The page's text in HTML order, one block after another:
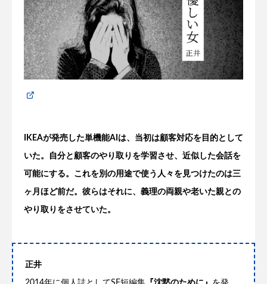
IKEAが発売した単機能AI は、当初は顧客対応を目的として
いた。自分と顧客のやり取りを学習させ、近似した会話を
可能にする。これを別の用途で使う人々を見つけたのは三
ヶ月ほど前だ。彼らはそれに、義理の両親や老いた親との
やり取りをさせていた。
正井